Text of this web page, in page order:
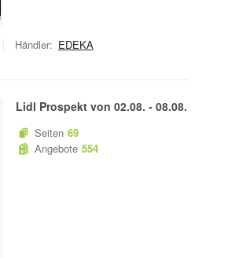
Händler: EDEKA
Lidl Prospekt von 02.08. - 08.08.
Seiten 69
Angebote 554